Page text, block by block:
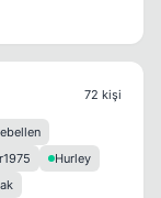
72 kişi
Hurley